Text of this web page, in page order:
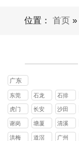
位置： 首页 »
广东
东莞
石龙
镇
石排
镇
虎门
镇
长安
镇
沙田
镇
谢岗
镇
塘厦
镇
清溪
镇
洪梅
道滘
广州